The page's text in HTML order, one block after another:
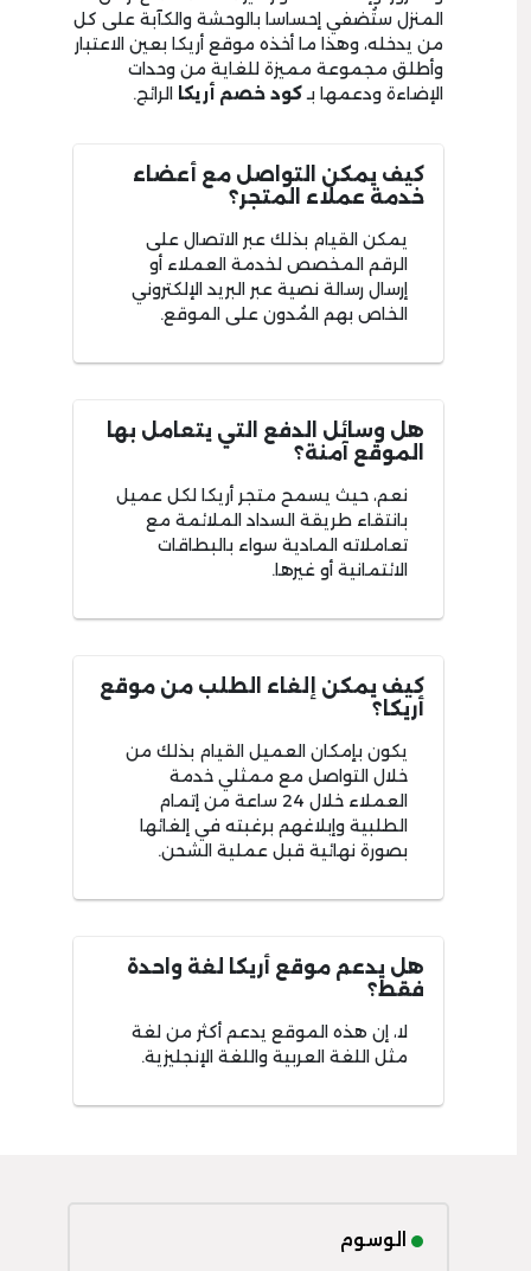
المنزل ستُضفي إحساسا بالوحشة والكآبة على كل
من يدخله، وهذا ما أخذه موقع أريكا بعين الاعتبار
وأطلق مجموعة مميزة للغاية من وحدات
الإضاءة ودعمها بـكود خصم أريكا الرائج.
كيف يمكن التواصل مع أعضاء
خدمة عملاء المتجر؟
يمكن القيام بذلك عبر الاتصال على
الرقم المخصص لخدمة العملاء أو
إرسال رسالة نصية عبر البريد الإلكتروني
الخاص بهم المُدون على الموقع.
هل وسائل الدفع التي يتعامل بها
الموقع آمنة؟
نعم، حيث يسمح متجر أريكا لكل عميل
بانتقاء طريقة السداد الملائمة مع
تعاملاته المادية سواء بالبطاقات
الائتمانية أو غيرها.
كيف يمكن إلغاء الطلب من موقع
أريكا؟
يكون بإمكان العميل القيام بذلك من
خلال التواصل مع ممثلي خدمة
العملاء خلال 24 ساعة من إتمام
الطلبية وإبلاغهم برغبته في إلغائها
بصورة نهائية قبل عملية الشحن.
هل يدعم موقع أريكا لغة واحدة
فقط؟
لا، إن هذه الموقع يدعم أكثر من لغة
مثل اللغة العربية واللغة الإنجليزية.
الوسوم